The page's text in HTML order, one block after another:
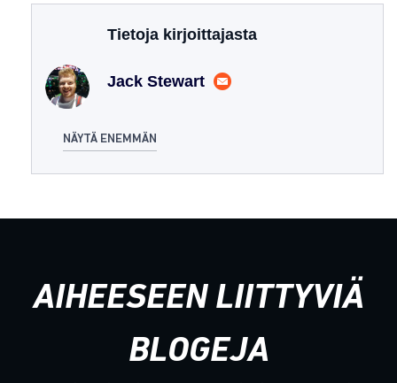
Tietoja kirjoittajasta
Jack Stewart
NÄYTÄ ENEMMÄN
AIHEESEEN LIITTYVIÄ
BLOGEJA